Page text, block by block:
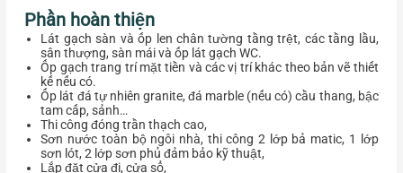
Phần hoàn thiện
Lát gạch sàn và ốp len chân tường tầng trệt, các tầng lầu,
sân thượng, sàn mái và ốp lát gạch WC.
Ốp gạch trang trí mặt tiền và các vị trí khác theo bản vẽ thiết
kế nếu có.
Ốp lát đá tự nhiên granite, đá marble (nếu có) cầu thang, bậc
tam cấp, sảnh…
Thi công đóng trần thạch cao,
Sơn nước toàn bộ ngôi nhà, thi công 2 lớp bả matic, 1 lớp
sơn lót, 2 lớp sơn phủ đảm bảo kỹ thuật,
Lắp đặt cửa đi, cửa sổ,